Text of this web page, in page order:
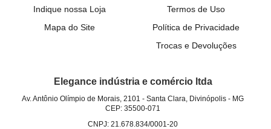
Indique nossa Loja
Mapa do Site
Termos de Uso
Política de Privacidade
Trocas e Devoluções
Elegance indústria e comércio ltda
Av. Antônio Olímpio de Morais, 2101 -Santa Clara, Divinópolis - MG
CEP: 35500-071
CNPJ: 21.678.834/0001-20